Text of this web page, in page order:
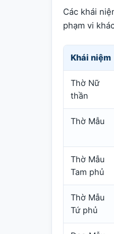
Các khái
phạm vi
Khái niệm
Thờ Nữ
thần
Thờ Mẫu
Thờ Mẫu
Tam phủ
Thờ Mẫu
Tứ phủ